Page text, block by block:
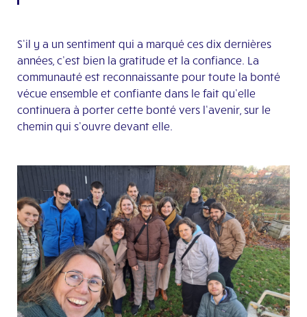
S’il y a un sentiment qui a marqué ces dix dernières
années, c’est bien la gratitude et la confiance. La
communauté est reconnaissante pour toute la bonté
vécue ensemble et confiante dans le fait qu’elle
continuera à porter cette bonté vers l’avenir, sur le
chemin qui s’ouvre devant elle.